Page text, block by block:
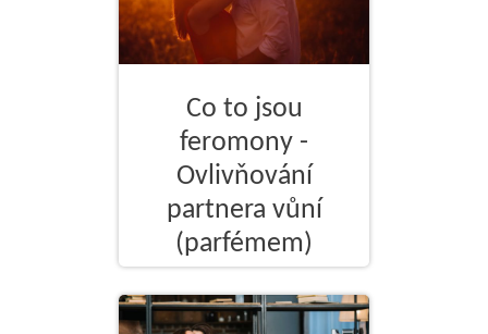
Co to jsou
feromony -
Ovlivňování
partnera vůní
(parfémem)